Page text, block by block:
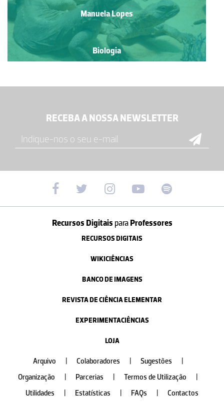
Manuela Lopes
Biologia
RECEBA A NOSSA NEWSLETTER
Recursos Digitais paraProfessores
RECURSOS DIGITAIS
WIKICIÊNCIAS
BANCO DE IMAGENS
REVISTA DE CIÊNCIA ELEMENTAR
EXPERIMENTACIÊNCIAS
LOJA
Arquivo Colaboradores Sugestões
Organização
Parcerias Termos de Utilização
Utilidades
Estatísticas FAQs Contactos